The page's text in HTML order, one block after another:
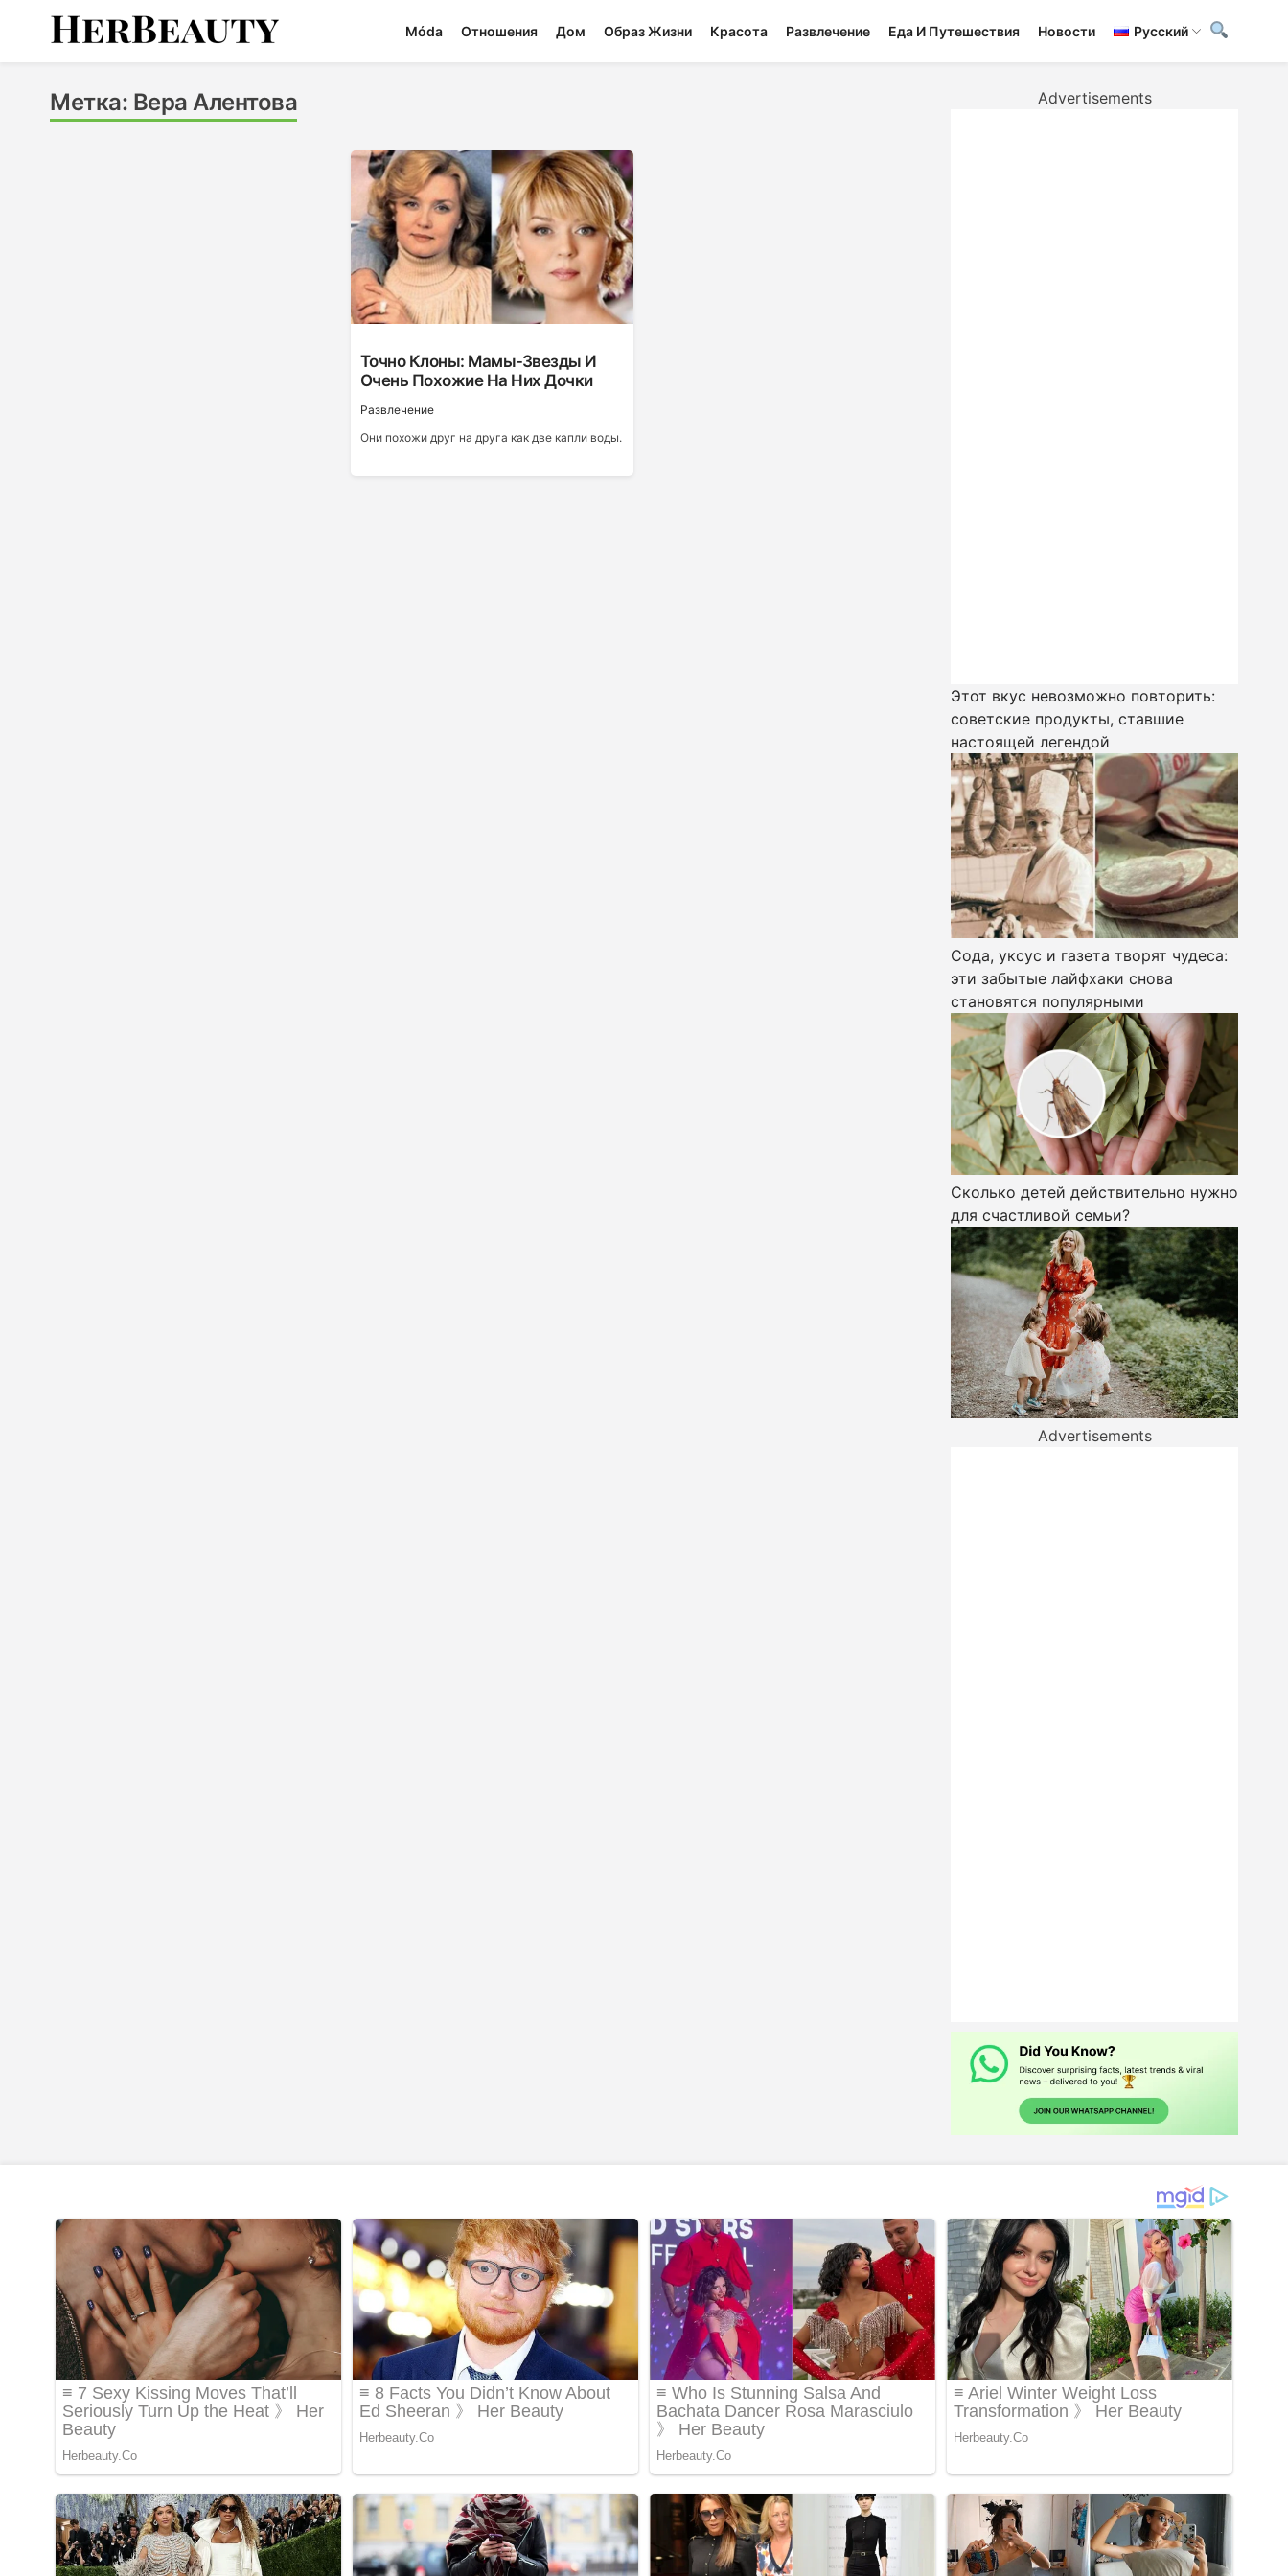
Móda Отношения Дом Образ Жизни Красота Развлечение Еда И Путешествия Новости Русский
Метка: Вера Алентова
Точно Клоны: Мамы-Звезды И
Очень Похожие На Них Дочки
Развлечение
Они похожи друг на друга как две капли воды.
Advertisements
Этот вкус невозможно повторить:
советские продукты, ставшие
настоящей легендой
Сода, уксус и газета творят чудеса:
эти забытые лайфхаки снова
становятся популярными
Сколько детей действительно нужно
для счастливой семьи?
Advertisements